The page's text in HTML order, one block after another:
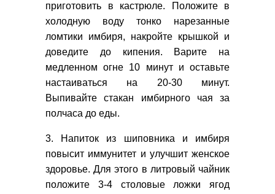
приготовить в кастрюле. Положите в
холодную воду тонко нарезанные
ломтики имбиря, накройте крышкой и
доведите до кипения. Варите на
медленном огне 10 минут и оставьте
настаиваться на 20-30 минут.
Выпивайте стакан имбирного чая за
полчаса до еды.
3. Напиток из шиповника и имбиря
повысит иммунитет и улучшит женское
здоровье. Для этого в литровый чайник
положите 3-4 столовые ложки ягод